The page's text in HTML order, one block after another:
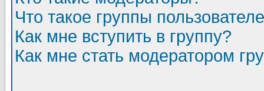
Что такое группы
Как мне вступить в группу?
Как мне стать модератором